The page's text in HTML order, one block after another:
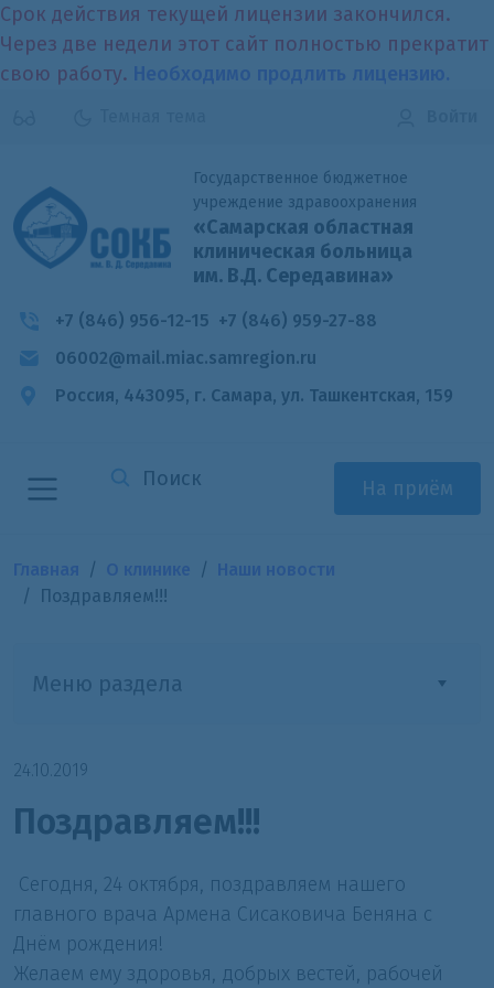
Срок действия текущей лицензии закончился.
Через две недели этот сайт полностью прекратит
свою работу.
Государственное бюджетное
учреждение здравоохранения
«Самарская областная
клиническая больница
им. В.Д. Середавина»
+7 (846) 956-12-15 +7 (846) 959-27-88
06002@mail.miac.samregion.ru
Россия, 443095, г. Самара, ул. Ташкентская, 159
На приём
Поздравляем!!!
Меню раздела
24.10.2019
Поздравляем!!!
Сегодня, 24 октября, поздравляем нашего
главного врача Армена Сисаковича Беняна с
Днём рождения!
Желаем ему здоровья, добрых вестей, рабочей